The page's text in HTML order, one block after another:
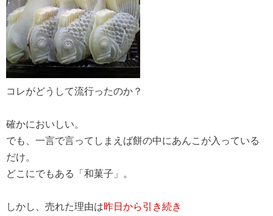
コレがどうして流行ったのか？
確かにおいしい。
でも、一言で言ってしまえば餅の中にあんこが入っている
だけ。
どこにでもある「和菓子」。
しかし、売れた理由は昨日から引き続き